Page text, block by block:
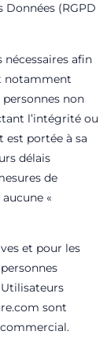
(RGPD
nécessaires afin
notamment
personnes non
l’intégrité ou
est portée à sa
délais
de
«
et pour les
Utilisateurs
sont